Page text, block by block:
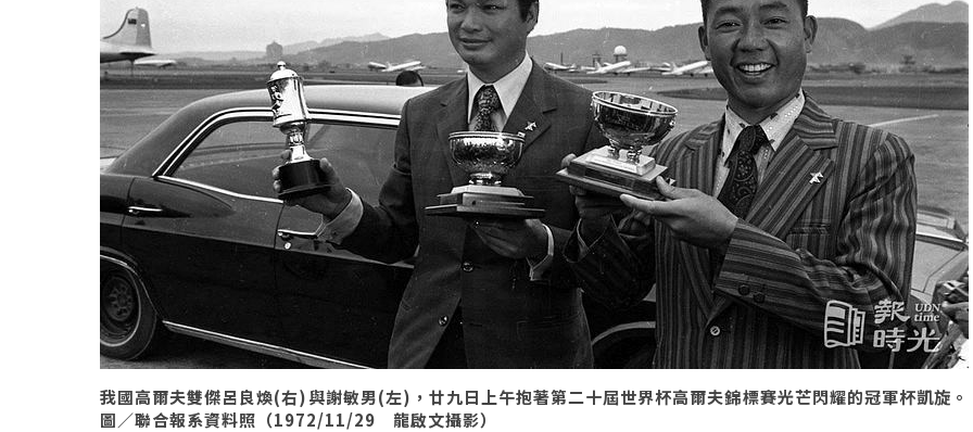
我國高爾夫雙傑呂良煥(右)與謝敏男(左)，廿九日上午抱著第二十屆世界杯高爾夫錦標賽光芒閃耀的冠軍杯凱旋。
圖／聯合報系資料照（1972/11/29 龍啟文攝影）